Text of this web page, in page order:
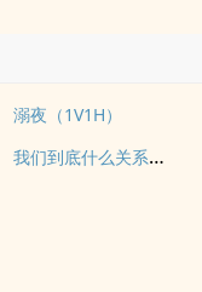
溺夜（1V1H）
我们到底什么关系（姐弟）